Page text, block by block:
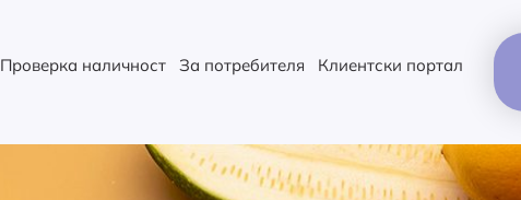
Проверка наличност За потребителя Клиентски портал